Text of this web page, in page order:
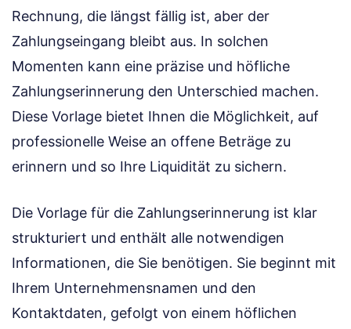
Rechnung, die längst fällig ist, aber der
Zahlungseingang bleibt aus. In solchen
Momenten kann eine präzise und höfliche
Zahlungserinnerung den Unterschied machen.
Diese Vorlage bietet Ihnen die Möglichkeit, auf
professionelle Weise an offene Beträge zu
erinnern und so Ihre Liquidität zu sichern.
Die Vorlage für die Zahlungserinnerung ist klar
strukturiert und enthält alle notwendigen
Informationen, die Sie benötigen. Sie beginnt mit
Ihrem Unternehmensnamen und den
Kontaktdaten, gefolgt von einem höflichen